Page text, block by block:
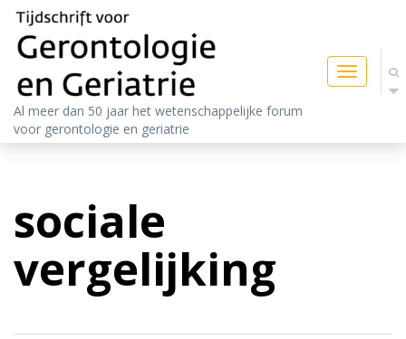
Toggle
navigation
Al meer dan 50 jaar het wetenschappelijke forum
voor gerontologie en geriatrie
sociale
vergelijking